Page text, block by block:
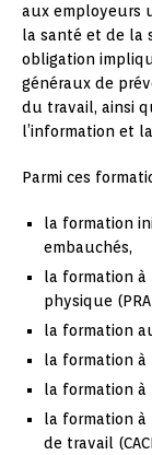
aux employeurs
la santé et de la
obligation
généraux de
du travail, ainsi
l’information et
Parmi ces
la formation
embauchés,
la formation à
physique
la formation
la formation à
la formation
la formation
de travail